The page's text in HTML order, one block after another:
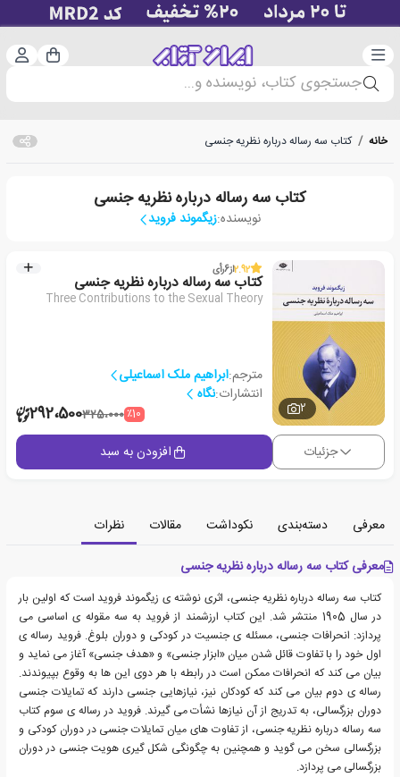
دسته‌بندی سبد
جستجوی کتاب، نویسنده و...
خانه / کتاب سه رساله درباره نظریه جنسی
کتاب سه رساله درباره نظریه جنسی
نویسنده:زیگموند فروید
2
2.92از6رأی
کتاب سه رساله درباره نظریه جنسی
Three Contributions to the Sexual Theory
مترجم:ابراهیم ملک اسماعیلی
انتشارات:نگاه
٪10325،000292،500
جزئیات افزودن به سبد
معرفی دسته‌بندی نکوداشت مقالات
نظرات
معرفی کتاب سه رساله درباره نظریه جنسی
کتاب سه رساله درباره نظریه جنسی، اثری نوشته ی زیگموند فروید است که اولین بار
در سال 1905 منتشر شد. این کتاب ارزشمند از فروید به سه مقوله ی اساسی می
پردازد: انحرافات جنسی، مسئله ی جنسیت در کودکی و دوران بلوغ. فروید رساله ی
اول خود را با تفاوت قائل شدن میان «ابزار جنسی» و «هدف جنسی» آغاز می نماید و
بیان می کند که انحرافات ممکن است در رابطه با هر دوی این ها به وقوع بپیوندند.
رساله ی دوم بیان می کند که کودکان نیز، نیازهایی جنسی دارند که تمایلات جنسی
دوران بزرگسالی، به تدریج از آن نیازها نشأت می گیرند. فروید در رساله ی سوم کتاب
سه رساله درباره نظریه جنسی، از تفاوت های میان تمایلات جنسی در دوران کودکی و
بزرگسالی سخن می گوید و همچنین به چگونگی شکل گیری هویت جنسی در دوران
بزرگسالی می پردازد.